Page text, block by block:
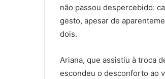
não passou despercebido:
gesto, apesar de
dois.
Ariana, que assistiu à troca
escondeu o desconforto ao